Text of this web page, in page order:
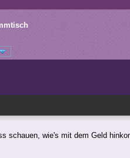
schauen, wie's mit dem Geld